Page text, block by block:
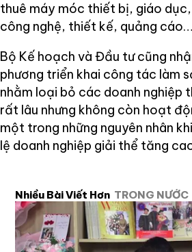
thuê máy móc thiết bị, giáo
công nghệ, thiết kế, quảng cáo…
Bộ Kế hoạch và Đầu tư cũng
phương triển khai công tác làm
nhằm loại bỏ các doanh nghiệp
rất lâu nhưng không còn hoạt
một trong những nguyên nhân
lệ doanh nghiệp giải thể tăng
Nhiều Bài Viết Hơn TRONG NƯỚC